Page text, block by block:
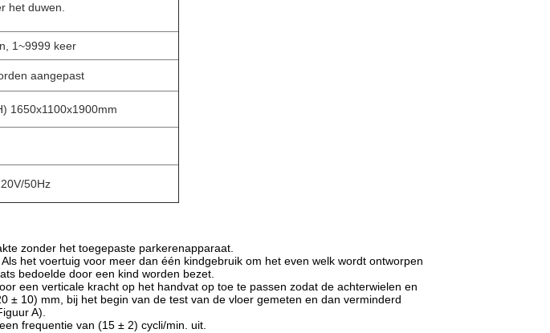
het duwen.
1~9999 keer
aangepast
1650x1100x1900mm
50Hz
zonder het toegepaste parkerenapparaat.
het voertuig voor meer dan één kindgebruik om het even welk wordt ontworpen
bedoelde door een kind worden bezet.
een verticale kracht op het handvat op toe te passen zodat de achterwielen en
± 10) mm, bij het begin van de test van de vloer gemeten en dan verminderd
A).
frequentie van (15 ± 2) cycli/min. uit.